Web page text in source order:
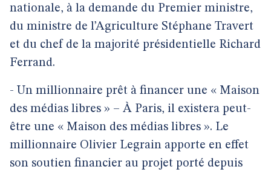
nationale, à la demande du Premier ministre,
du ministre de l’Agriculture Stéphane Travert
et du chef de la majorité présidentielle Richard
Ferrand.
- Un millionnaire prêt à financer une « Maison
des médias libres » – À Paris, il existera peut-
être une « Maison des médias libres ». Le
millionnaire Olivier Legrain apporte en effet
son soutien financier au projet porté depuis